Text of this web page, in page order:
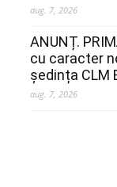
aug. 7, 2026
ANUNȚ.
cu caracter
ședința CLM
aug. 7, 2026